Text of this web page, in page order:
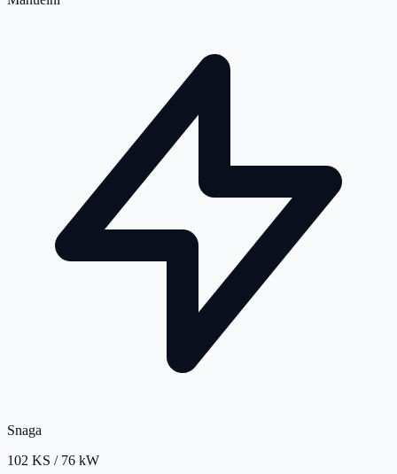
Snaga
102 KS / 76 kW